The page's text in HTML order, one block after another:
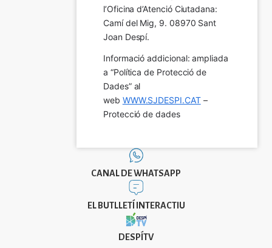
l’Oficina d’Atenció Ciutadana:
Camí del Mig, 9. 08970 Sant
Joan Despí.
Informació addicional: ampliada
a “Política de Protecció de
Dades” al
web WWW.SJDESPI.CAT –
Protecció de dades
CANAL DE WHATSAPP
EL BUTLLETÍ INTERACTIU
DESPÍTV